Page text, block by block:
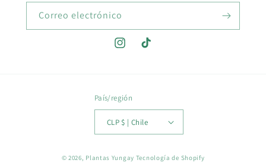
Correo electrónico
InstagramTikTok
País/región
CLP $ | Chile
© 2026, Plantas Yungay Tecnología de Shopify